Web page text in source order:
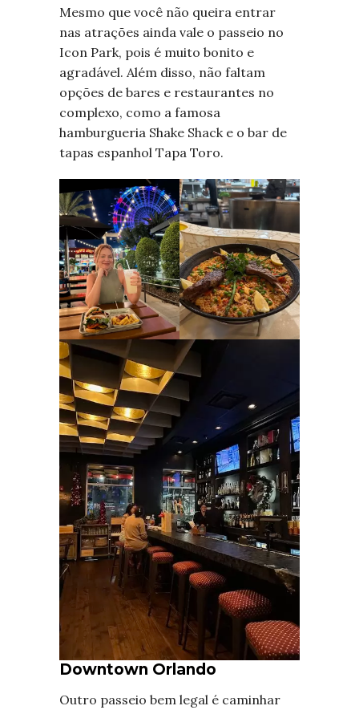
Mesmo que você não queira entrar
nas atrações ainda vale o passeio no
Icon Park, pois é muito bonito e
agradável. Além disso, não faltam
opções de bares e restaurantes no
complexo, como a famosa
hamburgueria Shake Shack e o bar de
tapas espanhol Tapa Toro.
Downtown Orlando
Outro passeio bem legal é caminhar